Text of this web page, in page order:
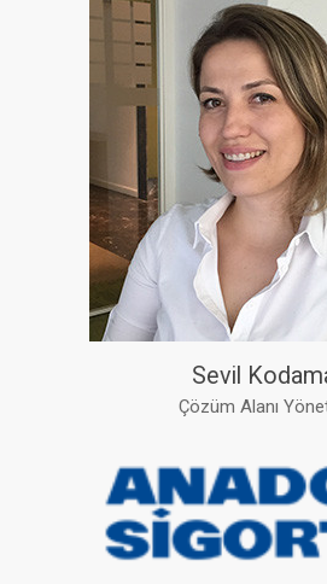
Sevil
Çözüm Alanı